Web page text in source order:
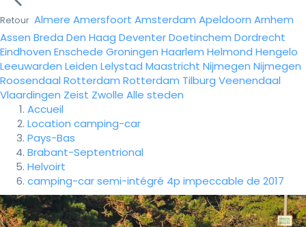
Retour Almere Amersfoort Amsterdam Apeldoorn Arnhem
Assen Breda Den Haag DeventerDoetinchem Dordrecht
Eindhoven Enschede Groningen Haarlem Helmond Hengelo
Leeuwarden Leiden Lelystad Maastricht Nijmegen Nijmegen
Roosendaal Rotterdam Rotterdam Tilburg Veenendaal
Vlaardingen Zeist Zwolle Alle steden
Accueil
Location camping-car
Pays-Bas
Brabant-Septentrional
Helvoirt
camping-car semi-intégré 4p impeccable de 2017